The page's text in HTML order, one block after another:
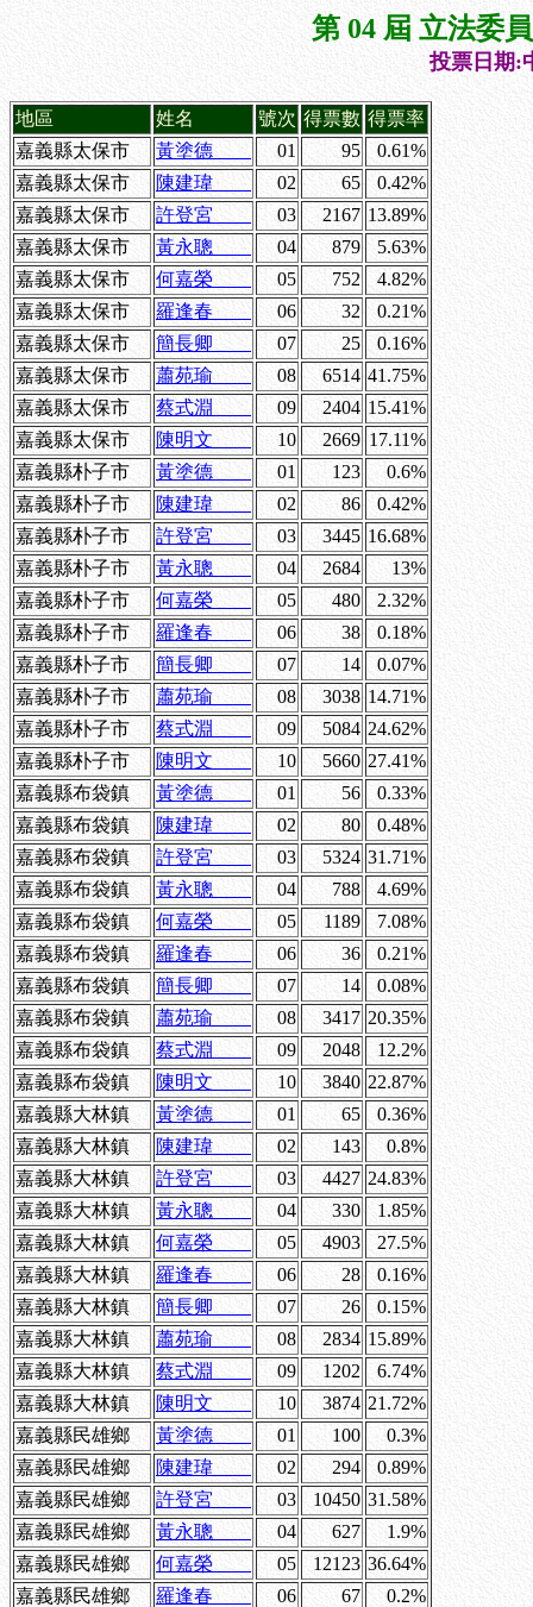
第 04 屆 立法委
投票日期:
地區 姓名 號次 得票數 得票率
嘉義縣太保市
黃塗德 01 95
0.61%
嘉義縣太保市
陳建瑋 02 65
0.42%
嘉義縣太保市
許登宮 03 2167 13.89%
嘉義縣太保市
黃永聰 04 879
5.63%
嘉義縣太保市
何嘉榮 05 752
4.82%
嘉義縣太保市
羅逢春 06 32
0.21%
嘉義縣太保市
簡長卿 07 25
0.16%
嘉義縣太保市
蕭苑瑜 08 6514 41.75%
嘉義縣太保市
蔡式淵 09 2404 15.41%
嘉義縣太保市
陳明文 10 2669 17.11%
嘉義縣朴子市
黃塗德 01 123
0.6%
嘉義縣朴子市
陳建瑋 02 86
0.42%
嘉義縣朴子市
許登宮 03 3445 16.68%
嘉義縣朴子市
黃永聰 04 2684
13%
嘉義縣朴子市
何嘉榮 05 480
2.32%
嘉義縣朴子市
羅逢春 06 38
0.18%
嘉義縣朴子市
簡長卿 07 14
0.07%
嘉義縣朴子市
蕭苑瑜 08 3038 14.71%
嘉義縣朴子市
蔡式淵 09 5084 24.62%
嘉義縣朴子市
陳明文 10 5660 27.41%
嘉義縣布袋鎮
黃塗德 01 56
0.33%
嘉義縣布袋鎮
陳建瑋 02 80
0.48%
嘉義縣布袋鎮
許登宮 03 5324 31.71%
嘉義縣布袋鎮
黃永聰 04 788
4.69%
嘉義縣布袋鎮
何嘉榮 05 1189
7.08%
嘉義縣布袋鎮
羅逢春 06 36
0.21%
嘉義縣布袋鎮
簡長卿 07 14
0.08%
嘉義縣布袋鎮
蕭苑瑜 08 3417 20.35%
嘉義縣布袋鎮
蔡式淵 09 2048
12.2%
嘉義縣布袋鎮
陳明文 10 3840 22.87%
嘉義縣大林鎮
黃塗德 01 65
0.36%
嘉義縣大林鎮
陳建瑋 02 143
0.8%
嘉義縣大林鎮
許登宮 03 4427 24.83%
嘉義縣大林鎮
黃永聰 04 330
1.85%
嘉義縣大林鎮
何嘉榮 05 4903
27.5%
嘉義縣大林鎮
羅逢春 06 28
0.16%
嘉義縣大林鎮
簡長卿 07 26
0.15%
嘉義縣大林鎮
蕭苑瑜 08 2834 15.89%
嘉義縣大林鎮
蔡式淵 09 1202
6.74%
嘉義縣大林鎮
陳明文 10 3874 21.72%
嘉義縣民雄鄉
黃塗德 01 100
0.3%
嘉義縣民雄鄉
陳建瑋 02 294
0.89%
嘉義縣民雄鄉
許登宮 03 10450 31.58%
嘉義縣民雄鄉
黃永聰 04 627
1.9%
嘉義縣民雄鄉
何嘉榮 05 12123 36.64%
嘉義縣民雄鄉
羅逢春 06 67
0.2%